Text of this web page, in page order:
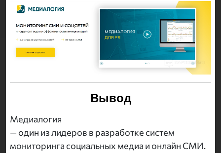
Вывод
Медиалогия
— один из лидеров в разработке систем
мониторинга социальных медиа и онлайн СМИ.